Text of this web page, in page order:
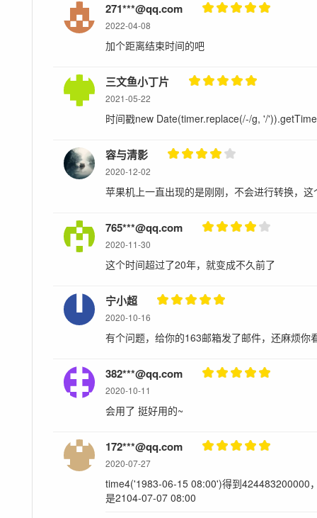
271***@qq.com
2022-04-08
加个距离结束时间的吧
三文鱼小丁片
2021-05-22
时间戳new Date(timer.replace(/-/g, '/
容与清影
2020-12-02
苹果机上一直出现的是刚刚，不会进行转换，
765***@qq.com
2020-11-30
这个时间超过了20年，就变成不久前了
宁小超
2020-10-16
有个问题，给你的163邮箱发了邮件，还麻烦你
382***@qq.com
2020-10-11
会用了 挺好用的~
172***@qq.com
2020-07-27
time4('1983-06-15 08:00')得到424483200000
是2104-07-07 08:00